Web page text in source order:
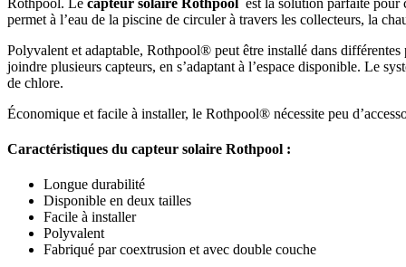
permet à l’eau de la piscine de circuler à travers les collecteurs, la
Polyvalent et adaptable, Rothpool® peut être installé dans
joindre plusieurs capteurs, en s’adaptant à l’espace disponible. Le
de chlore.
Économique et facile à installer, le Rothpool® nécessite peu
Caractéristiques du capteur solaire Rothpool :
Longue durabilité
Disponible en deux tailles
Facile à installer
Polyvalent
Fabriqué par coextrusion et avec double couche